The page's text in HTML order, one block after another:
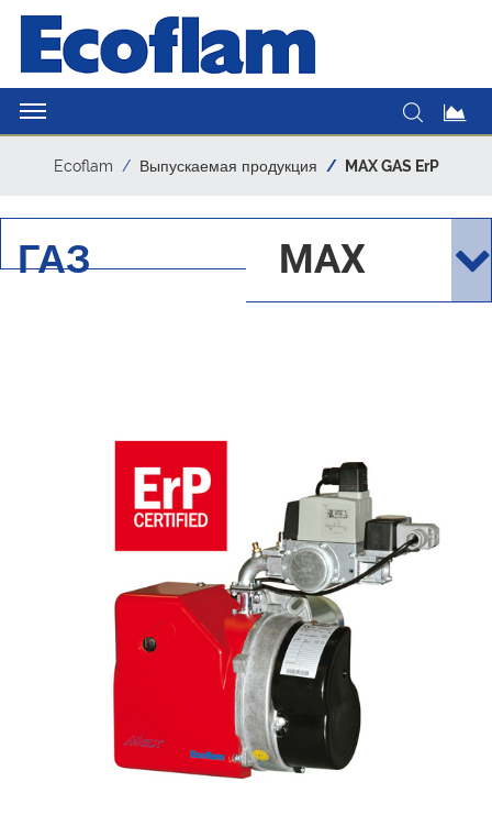
Ecoflam Выпускаемая продукция MAX GAS ErP
ГАЗ
MAX
GAS